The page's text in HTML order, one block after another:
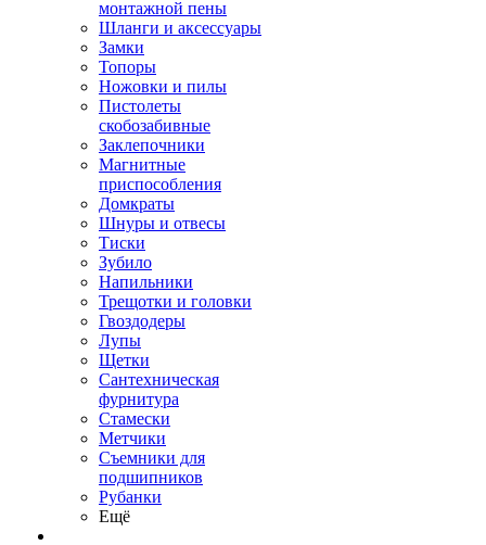
монтажной пены
Шланги и аксессуары
Замки
Топоры
Ножовки и пилы
Пистолеты
скобозабивные
Заклепочники
Магнитные
приспособления
Домкраты
Шнуры и отвесы
Тиски
Зубило
Напильники
Трещотки и головки
Гвоздодеры
Лупы
Щетки
Сантехническая
фурнитура
Стамески
Метчики
Съемники для
подшипников
Рубанки
Ещё